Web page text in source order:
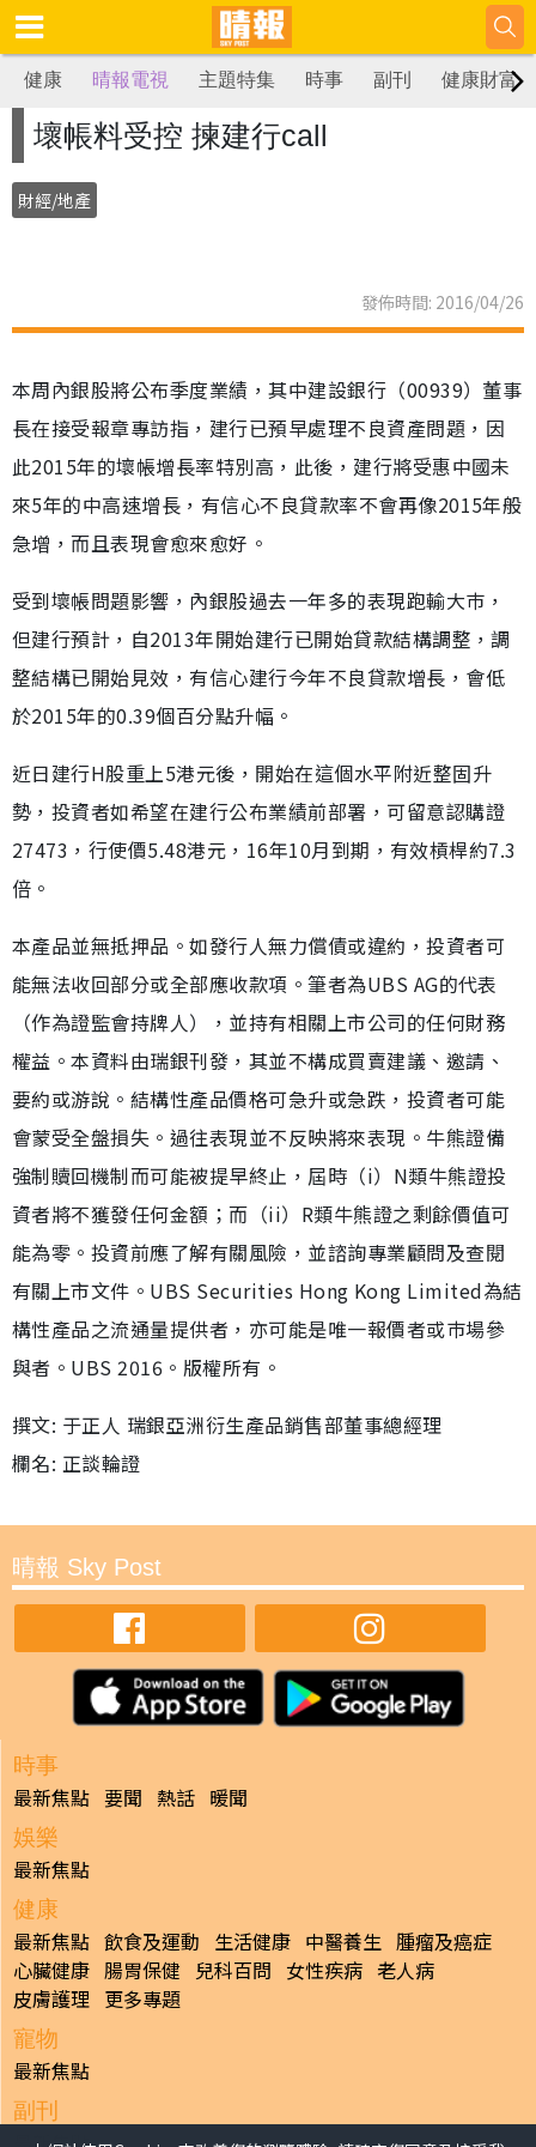
健康 晴報電視 主題特集 時事 副刊 健康財富
壞帳料受控 揀建行call
財經/地產
發佈時間: 2016/04/26
本周內銀股將公布季度業績，其中建設銀行（00939）董事
長在接受報章專訪指，建行已預早處理不良資產問題，因
此2015年的壞帳增長率特別高，此後，建行將受惠中國未
來5年的中高速增長，有信心不良貸款率不會再像2015年般
急增，而且表現會愈來愈好。
受到壞帳問題影響，內銀股過去一年多的表現跑輸大巿，
但建行預計，自2013年開始建行已開始貸款結構調整，調
整結構已開始見效，有信心建行今年不良貸款增長，會低
於2015年的0.39個百分點升幅。
近日建行H股重上5港元後，開始在這個水平附近整固升
勢，投資者如希望在建行公布業績前部署，可留意認購證
27473，行使價5.48港元，16年10月到期，有效槓桿約7.3
倍。
本產品並無抵押品。如發行人無力償債或違約，投資者可
能無法收回部分或全部應收款項。筆者為UBS AG的代表
（作為證監會持牌人），並持有相關上市公司的任何財務
權益。本資料由瑞銀刊發，其並不構成買賣建議、邀請、
要約或游說。結構性產品價格可急升或急跌，投資者可能
會蒙受全盤損失。過往表現並不反映將來表現。牛熊證備
強制贖回機制而可能被提早終止，屆時（i）N類牛熊證投
資者將不獲發任何金額；而（ii）R類牛熊證之剩餘價值可
能為零。投資前應了解有關風險，並諮詢專業顧問及查閱
有關上市文件。UBS Securities Hong Kong Limited為結
構性產品之流通量提供者，亦可能是唯一報價者或巿場參
與者。UBS 2016。版權所有。
撰文: 于正人 瑞銀亞洲衍生產品銷售部董事總經理
欄名: 正談輪證
晴報 Sky Post
時事
最新焦點 要聞 熱話 暖聞
娛樂
最新焦點
健康
最新焦點 飲食及運動 生活健康 中醫養生 腫瘤及癌症
心臟健康 腸胃保健 兒科百問 女性疾病 老人病
皮膚護理 更多專題
寵物
最新焦點
副刊